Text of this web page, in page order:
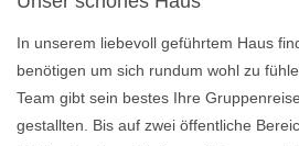
In unserem liebevoll geführtem Haus
benötigen um sich rundum wohl zu
Team gibt sein bestes Ihre
gestallten. Bis auf zwei öffentliche